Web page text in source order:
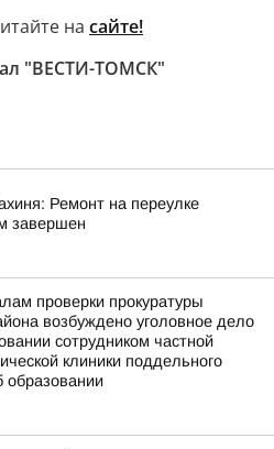
на сайте!
"ВЕСТИ-ТОМСК"
Ремонт на переулке
завершен
проверки прокуратуры
возбуждено уголовное дело
сотрудником частной
клиники поддельного
образовании